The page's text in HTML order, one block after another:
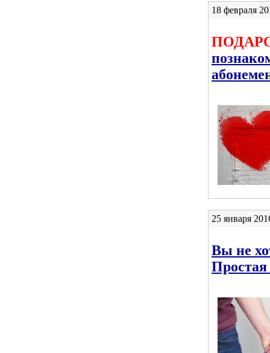
18 февраля
25 января
Вы не